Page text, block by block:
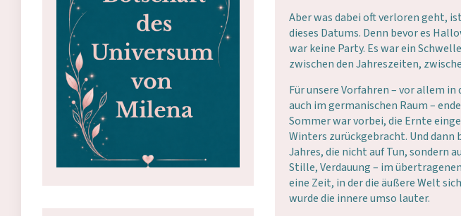
Aber was dabei oft verloren geht,
dieses Datums. Denn bevor es
war keine Party. Es war ein
zwischen den Jahreszeiten,
Für unsere Vorfahren – vor allem
auch im germanischen Raum –
Sommer war vorbei, die Ernte
Winters zurückgebracht. Und dann
Jahres, die nicht auf Tun, sondern
Stille, Verdauung – im
eine Zeit, in der die äußere Welt
wurde die innere umso lauter.